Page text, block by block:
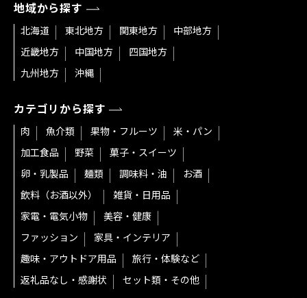
地域から探す
北海道 東北地方 関東地方
中部地方
近畿地方
中国地方
四国地方
九州地方
沖縄
カテゴリから探す
肉 魚介類 果物・フルーツ
米・パン
加工食品
野菜
菓子・スイーツ
卵・乳製品
麺類 調味料・油
お酒
飲料（お酒以外）
雑貨・日用品
家電・電気小物
美容・健康
ファッション
家具・インテリア
趣味・アウトドア用品
旅行・体験など
返礼品なし・感謝状
セット類・その他